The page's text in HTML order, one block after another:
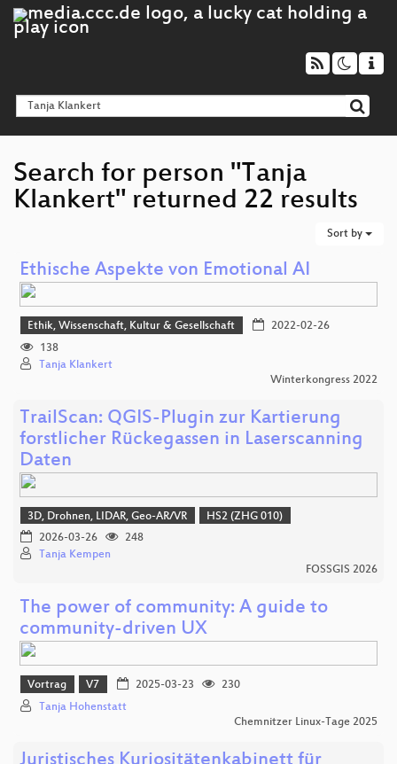
Search for person "Tanja
Klankert" returned 22 results
Sort by
Ethische Aspekte von Emotional AI
Ethik, Wissenschaft, Kultur & Gesellschaft
2022-02-26
138
Tanja Klankert
Winterkongress 2022
TrailScan: QGIS-Plugin zur Kartierung
forstlicher Rückegassen in Laserscanning
Daten
3D, Drohnen, LIDAR, Geo-AR/VR
HS2 (ZHG 010)
2026-03-26
248
Tanja Kempen
FOSSGIS 2026
The power of community: A guide to
community-driven UX
Vortrag V7 2025-03-23
230
Tanja Hohenstatt
Chemnitzer Linux-Tage 2025